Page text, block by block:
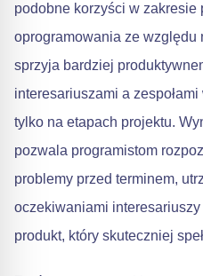
podobne korzyści w
oprogramowania ze względu
sprzyja bardziej
interesariuszami a
tylko na etapach projektu.
pozwala programistom
problemy przed terminem,
oczekiwaniami
produkt, który skuteczniej